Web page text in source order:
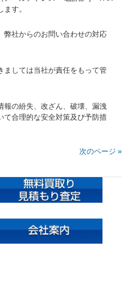
す。
弊社からのお問い合わせの対応
ましては当社が責任をもって管
報の紛失、改ざん、破壊、漏洩
て合理的な安全対策及び予防措
次のページ »